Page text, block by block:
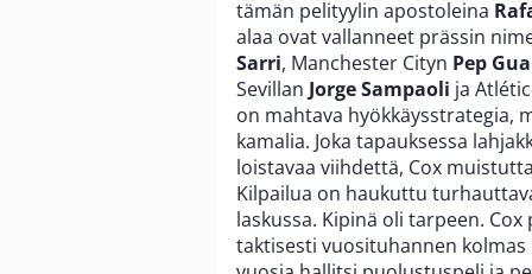
tämän pelityylin apostoleina
alaa ovat vallanneet prässin
Sarri, Manchester Cityn Pep
Sevillan Jorge Sampaoli ja
on mahtava hyökkäysstrategia,
kamalia. Joka tapauksessa
loistavaa viihdettä, Cox
Kilpailua on haukuttu
laskussa. Kipinä oli tarpeen.
taktisesti vuosituhannen